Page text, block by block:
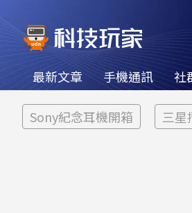
最新文章 手機通訊 社
Sony紀念耳機開箱 三星